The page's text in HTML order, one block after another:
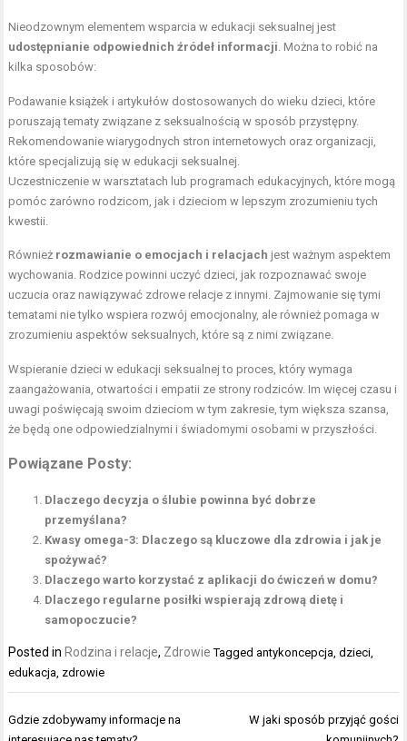
Nieodzownym elementem wsparcia w edukacji seksualnej jest
udostępnianie odpowiednich źródeł informacji . Można to robić na
kilka sposobów:
Podawanie książek i artykułów dostosowanych do wieku dzieci, które
poruszają tematy związane z seksualnością w sposób przystępny.
Rekomendowanie wiarygodnych stron internetowych oraz organizacji,
które specjalizują się w edukacji seksualnej.
Uczestniczenie w warsztatach lub programach edukacyjnych, które mogą
pomóc zarówno rodzicom, jak i dzieciom w lepszym zrozumieniu tych
kwestii.
Również rozmawianie o emocjach i relacjach jest ważnym aspektem
wychowania. Rodzice powinni uczyć dzieci, jak rozpoznawać swoje
uczucia oraz nawiązywać zdrowe relacje z innymi. Zajmowanie się tymi
tematami nie tylko wspiera rozwój emocjonalny, ale również pomaga w
zrozumieniu aspektów seksualnych, które są z nimi związane.
Wspieranie dzieci w edukacji seksualnej to proces, który wymaga
zaangażowania, otwartości i empatii ze strony rodziców. Im więcej czasu i
uwagi poświęcają swoim dzieciom w tym zakresie, tym większa szansa,
że będą one odpowiedzialnymi i świadomymi osobami w przyszłości.
Powiązane Posty:
Dlaczego decyzja o ślubie powinna być dobrze
przemyślana?
Kwasy omega-3: Dlaczego są kluczowe dla zdrowia i jak je
spożywać?
Dlaczego warto korzystać z aplikacji do ćwiczeń w domu?
Dlaczego regularne posiłki wspierają zdrową dietę i
samopoczucie?
Posted in Rodzina i relacje, Zdrowie Taggedantykoncepcja ,dzieci
edukacja zdrowie
Nawigacja
Gdzie zdobywamy informacje na
W jaki sposób przyjąć gości